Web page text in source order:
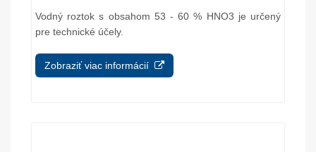
Vodný roztok s obsahom 53 - 60 % HNO3 je určený
pre technické účely.
Zobraziť viac informácií